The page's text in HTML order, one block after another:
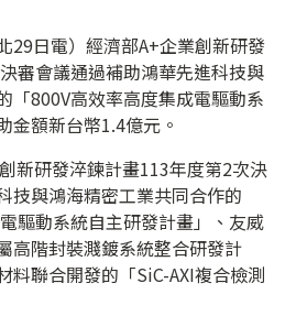
29日電）經濟部A+企業創新研發
審會議通過補助鴻華先進科技與
「800V高效率高度集成電驅動系
金額新台幣1.4億元。
新研發淬鍊計畫113年度第2次決
技與鴻海精密工業共同合作的
驅動系統自主研發計畫」、友威
高階封裝濺鍍系統整合研發計
料聯合開發的「SiC-AXI複合檢測